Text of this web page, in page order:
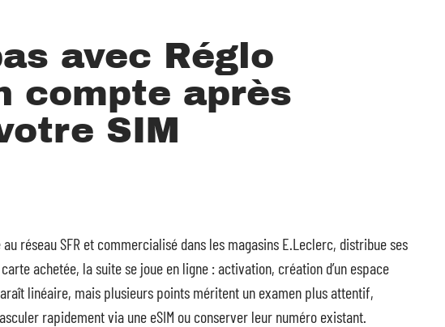
avec Réglo
compte après
SIM
réseau SFR et commercialisé dans les magasins E.Leclerc, distribue ses
achetée, la suite se joue en ligne : activation, création d’un espace
linéaire, mais plusieurs points méritent un examen plus attentif,
rapidement via une eSIM ou conserver leur numéro existant.